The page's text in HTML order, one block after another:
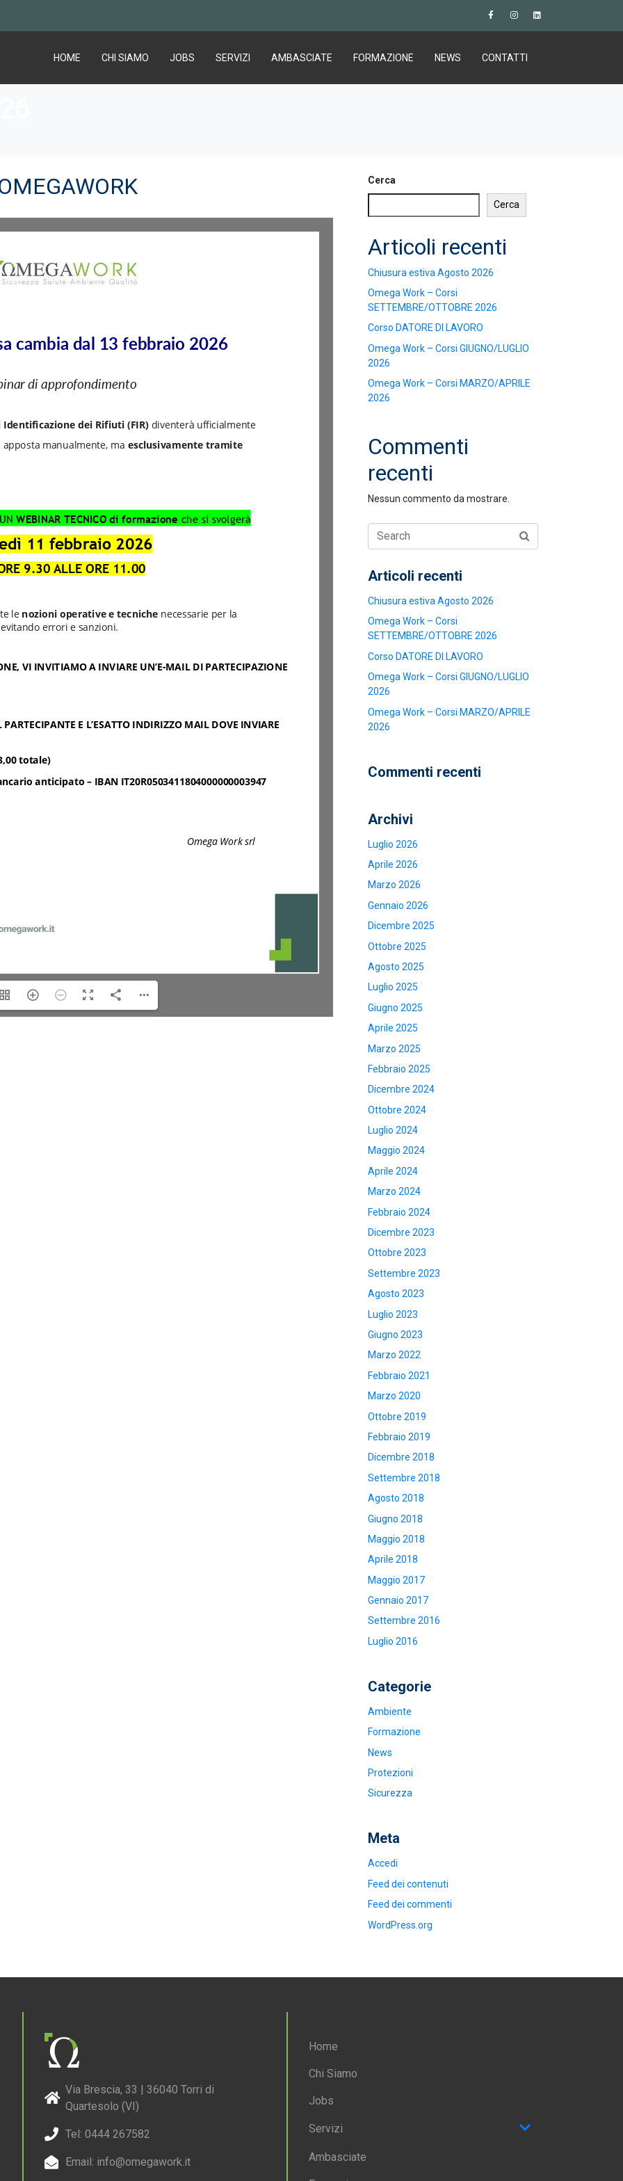
HOME CHI SIAMO JOBS SERVIZI AMBASCIATE FORMAZIONE NEWS CONTATTI
Cerca
Cerca
Articoli recenti
Chiusura estiva Agosto 2026
Omega Work – Corsi
SETTEMBRE/OTTOBRE 2026
Corso DATORE DI LAVORO
Omega Work – Corsi GIUGNO/LUGLIO
2026
Omega Work – Corsi MARZO/APRILE
2026
Commenti
recenti
Nessun commento da mostrare.
Articoli recenti
Chiusura estiva Agosto 2026
Omega Work – Corsi
SETTEMBRE/OTTOBRE 2026
Corso DATORE DI LAVORO
Omega Work – Corsi GIUGNO/LUGLIO
2026
Omega Work – Corsi MARZO/APRILE
2026
Commenti recenti
Archivi
Luglio 2026
Aprile 2026
Marzo 2026
Gennaio 2026
Dicembre 2025
Ottobre 2025
Agosto 2025
Luglio 2025
Giugno 2025
Aprile 2025
Marzo 2025
Febbraio 2025
Dicembre 2024
Ottobre 2024
Luglio 2024
Maggio 2024
Aprile 2024
Marzo 2024
Febbraio 2024
Dicembre 2023
Ottobre 2023
Settembre 2023
Agosto 2023
Luglio 2023
Giugno 2023
Marzo 2022
Febbraio 2021
Marzo 2020
Ottobre 2019
Febbraio 2019
Dicembre 2018
Settembre 2018
Agosto 2018
Giugno 2018
Maggio 2018
Aprile 2018
Maggio 2017
Gennaio 2017
Settembre 2016
Luglio 2016
Categorie
Ambiente
Formazione
News
Protezioni
Sicurezza
Meta
Accedi
Feed dei contenuti
Feed dei commenti
WordPress.org
Via Brescia, 33 | 36040 Torri di
Quartesolo (VI)
Tel: 0444 267582
Email: info@omegawork.it
Home
Chi Siamo
Jobs
Servizi
Ambasciate